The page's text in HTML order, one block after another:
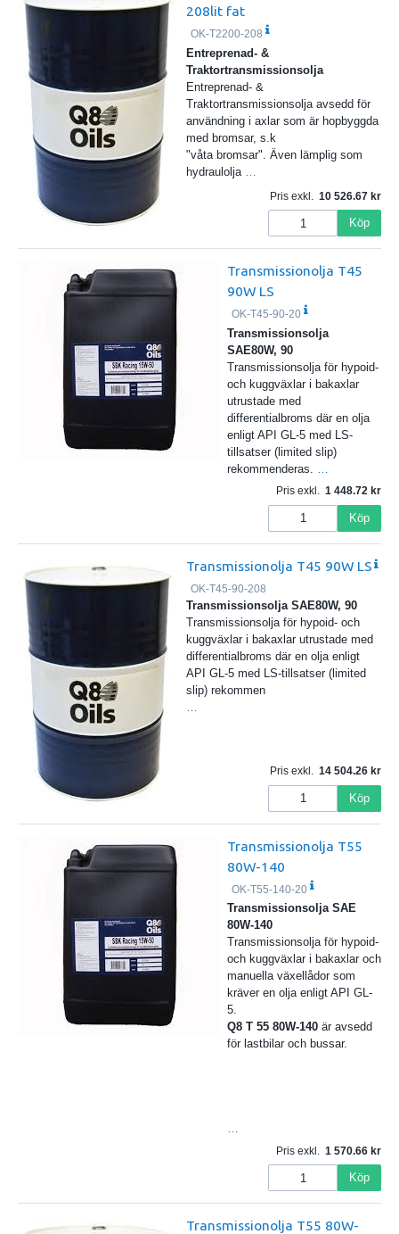
208lit fat
OK-T2200-208
Entreprenad- &
Traktortransmissionsolja
Entreprenad- &
Traktortransmissionsolja avsedd för
användning i axlar som är hopbyggda
med bromsar, s.k
"våta bromsar". Även lämplig som
hydraulolja
Pris exkl. 10 526.67
Köp
Transmissionolja T45
90W LS
OK-T45-90-20
Transmissionsolja
SAE80W, 90
Transmissionsolja för hypoid-
och kuggväxlar i bakaxlar
utrustade med
differentialbroms där en olja
enligt API GL-5 med LS-
tillsatser (limited slip)
rekommenderas.
Pris exkl. 1 448.72
Köp
Transmissionolja T45 90W LS
OK-T45-90-208
Transmissionsolja SAE80W, 90
Transmissionsolja för hypoid- och
kuggväxlar i bakaxlar utrustade med
differentialbroms där en olja enligt
API GL-5 med LS-tillsatser (limited
slip) rekommen
Pris exkl. 14 504.26
Köp
Transmissionolja T55
80W-140
OK-T55-140-20
Transmissionsolja SAE
80W-140
Transmissionsolja för hypoid-
och kuggväxlar i bakaxlar och
manuella växellådor som
kräver en olja enligt API GL-
5.
Q8 T 55 80W-140är avsedd
för lastbilar och bussar.
…
Pris exkl. 1 570.66
Köp
Transmissionolja T55 80W-